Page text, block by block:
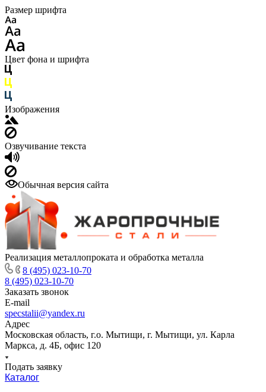
Размер шрифта
Цвет фона и шрифта
Изображения
Озвучивание текста
Обычная версия сайта
Реализация металлопроката и обработка металла
8 (495) 023-10-70
8 (495) 023-10-70
Заказать звонок
E-mail
specstalii@yandex.ru
Адрес
Московская область, г.о. Мытищи, г. Мытищи, ул. Карла
Маркса, д. 4Б, офис 120
Подать заявку
Каталог